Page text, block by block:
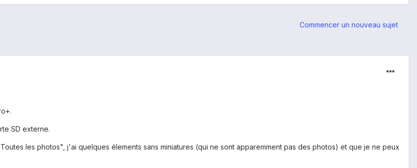
Commencer un nouveau sujet
SD externe.
les photos", j'ai quelques élements sans miniatures (qui ne sont apparemment pas des photos) et que je ne peux